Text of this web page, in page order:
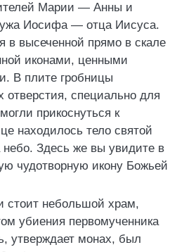
Марии — Анны и
Иосифа — отца Иисуса.
в высеченной прямо в скале
иконами, ценными
В плите гробницы
отверстия, специально для
прикоснуться к
находилось тело святой
Здесь же вы увидите в
чудотворную икону Божьей
стоит небольшой храм,
убиения первомученника
утверждает монах, был